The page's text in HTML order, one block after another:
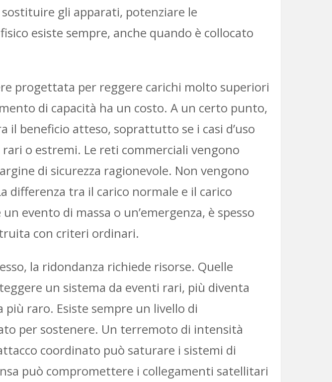
gli apparati, potenziare le
esiste sempre, anche quando è collocato
progettata per reggere carichi molto superiori
di capacità ha un costo. A un certo punto,
il beneficio atteso, soprattutto se i casi d’uso
o estremi. Le reti commerciali vengono
di sicurezza ragionevole. Non vengono
differenza tra il carico normale e il carico
evento di massa o un’emergenza, è spesso
con criteri ordinari.
la ridondanza richiede risorse. Quelle
un sistema da eventi rari, più diventa
più raro. Esiste sempre un livello di
per sostenere. Un terremoto di intensità
coordinato può saturare i sistemi di
può compromettere i collegamenti satellitari